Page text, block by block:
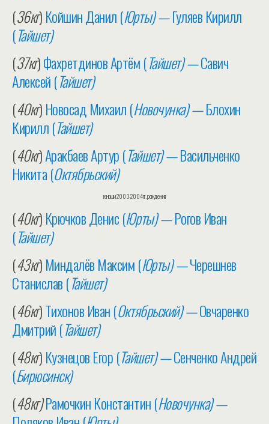
(36кг)Койшин Данил (Юрты) —Гуляев Кирилл
(Тайшет)
(37кг)Фахретдинов Артём (Тайшет) —Савич
Алексей (Тайшет)
(40кг)Новосад Михаил (Новочунка) —Блохин
Кирилл (Тайшет)
(40кг)Аракбаев Артур (Тайшет) —Васильченко
Никита (Октябрьский)
юноши 2003-2004гг.рождения
(40кг)Крючков Денис (Юрты) —Рогов Иван
(Тайшет)
(43кг)Миндалёв Максим (Юрты) —Черешнев
Станислав (Тайшет)
(46кг)Тихонов Иван (Октябрьский) —Овчаренко
Дмитрий (Тайшет)
(48кг)Кузнецов Егор (Тайшет) —Сенченко Андрей
(Бирюсинск)
(48кг)Рамочкин Константин (Новочунка) —